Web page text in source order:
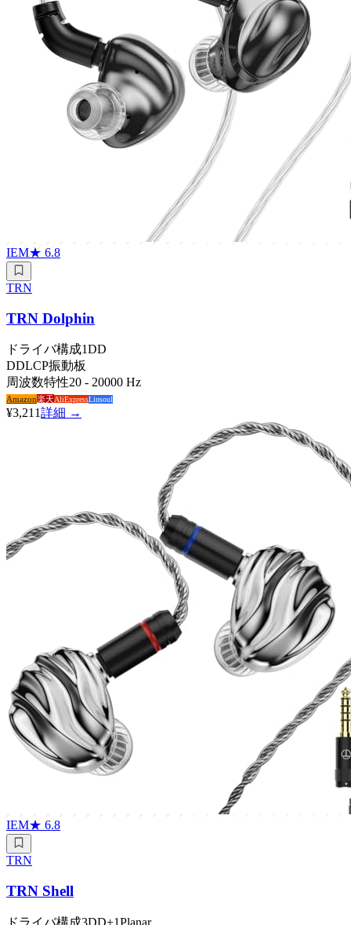
IEM★6.8
TRN
TRN Dolphin
ドライバ構成1DD
DDLCP振動板
周波数特性20 - 20000 Hz
Amazon楽天AliExpressLinsoul
¥3,211詳細 →
IEM★6.8
TRN
TRN Shell
ドライバ構成3DD+1Planar